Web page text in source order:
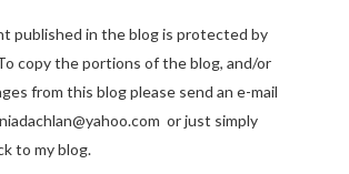
published in the blog is protected by
copy the portions of the blog, and/or
from this blog please send an e-mail
or just simply
to my blog.